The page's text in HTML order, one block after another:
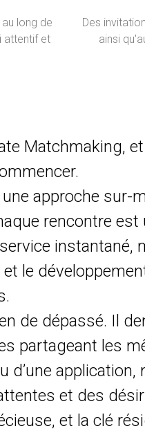
long de
attentif et
Des
ainsi
Matchmaking, et
approche sur-
rencontre
instantané,
le
de dépassé. Il
partageant les
application,
et des
et la clé